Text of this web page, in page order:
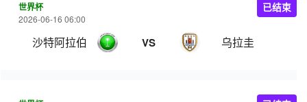
世界杯
2026-06-16 06:00
沙特阿拉伯 VS 乌拉圭
已结束